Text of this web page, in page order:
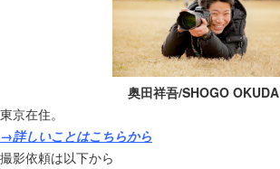
奥田祥吾/SHOGO OKUDA
東京在住。
→詳しいことはこちらから
撮影依頼は以下から